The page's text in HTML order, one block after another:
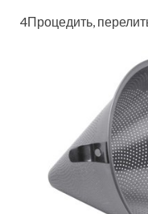
4Процедить,